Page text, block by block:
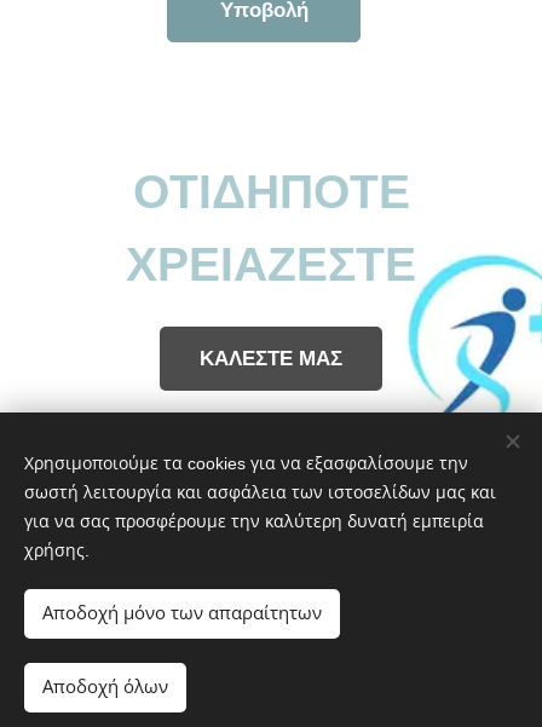
Υποβολή
ΟΤΙΔΗΠΟΤΕ
ΧΡΕΙΑΖΕΣΤΕ
ΚΑΛΕΣΤΕ ΜΑΣ
6983319644
Cookies
Χρησιμοποιούμε τα cookies για να εξασφαλίσουμε την
σωστή λειτουργία και ασφάλεια των ιστοσελίδων μας και
για να σας προσφέρουμε την καλύτερη δυνατή εμπειρία
χρήσης.
Αποδοχή μόνο των απαραίτητων
Αποδοχή όλων